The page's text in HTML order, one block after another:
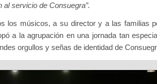
servicio de Consuegra”.
los músicos, a su director y a las familias
a la agrupación en una jornada tan
orgullos y señas de identidad de